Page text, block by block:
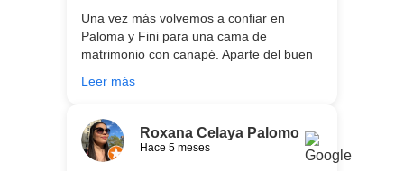
Una vez más volvemos a confiar en
Paloma y Fini para una cama de
matrimonio con canapé. Aparte del buen
personalizando totalmente las
agradables y tan cercanas que la
experiencia es fantástica. Puntualizar
también que los chicos que nos trajeron y
Leer más
Roxana Celaya Palomo
Hace 5 meses